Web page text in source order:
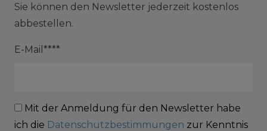
Sie können den Newsletter jederzeit kostenlos
abbestellen.
E-Mail****
Mit der Anmeldung für den Newsletter habe
ich die Datenschutzbestimmungen zur Kenntnis